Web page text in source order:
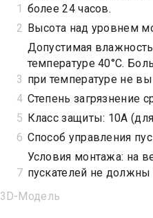
более 24 часов.
Высота над уровнем
Допустимая
температуре 40°С.
при температуре не
Степень загрязнение
Класс защиты: 10А
Способ управления
Условия монтажа: на
пускателей не
3D-Модель